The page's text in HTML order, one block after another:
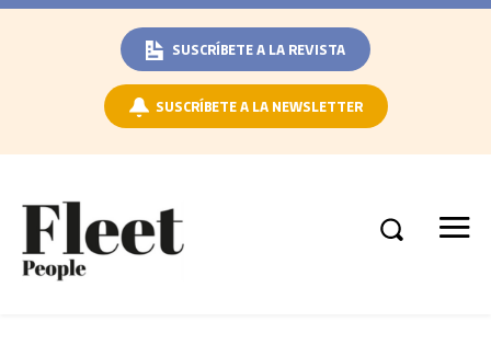
SUSCRÍBETE A LA REVISTA
SUSCRÍBETE A LA NEWSLETTER